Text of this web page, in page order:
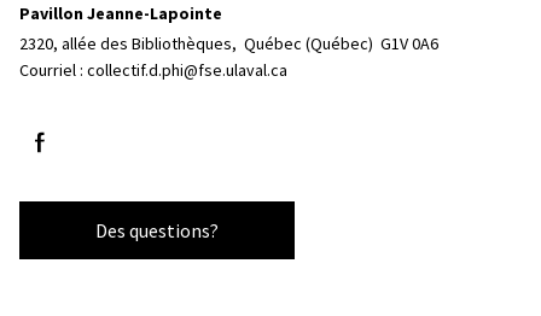
Pavillon Jeanne-Lapointe
2320, allée des Bibliothèques, Québec (Québec)  G1V 0A6
Courriel : collectif.d.phi@fse.ulaval.ca
Suivez-nous sur Facebook
Des questions?